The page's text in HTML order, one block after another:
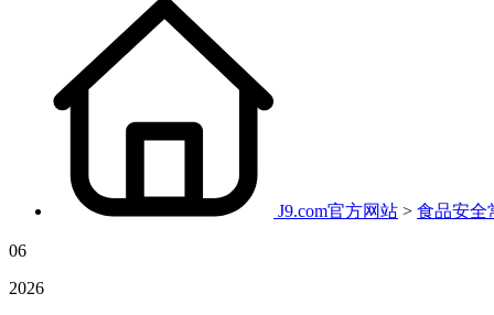
J9.com官方网站 > 食品安全
06
2026